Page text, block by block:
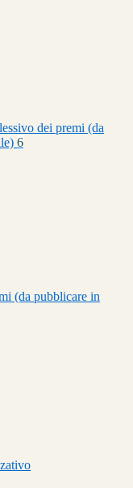
dei premi (da
6
(da pubblicare in